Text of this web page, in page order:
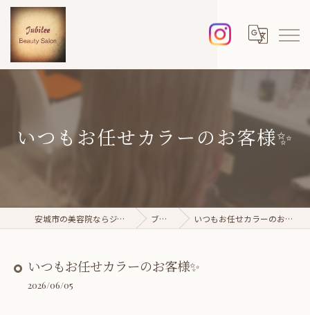
いつもお任せカラーのお客様✨
安城市の美容院ならジュビレ ブログ いつもお任せカラーのお客様✨
いつもお任せカラーのお客様✨
2026/06/05